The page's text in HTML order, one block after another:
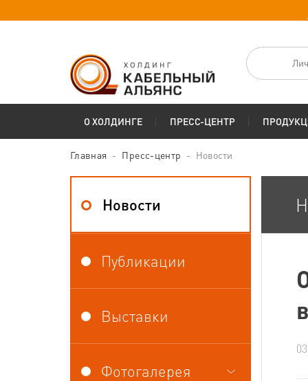
О ХОЛДИНГЕ ПРЕСС-ЦЕНТР
Главная Пресс-центр Новости
Новости
Публикации
Выставки
Фотогалерея